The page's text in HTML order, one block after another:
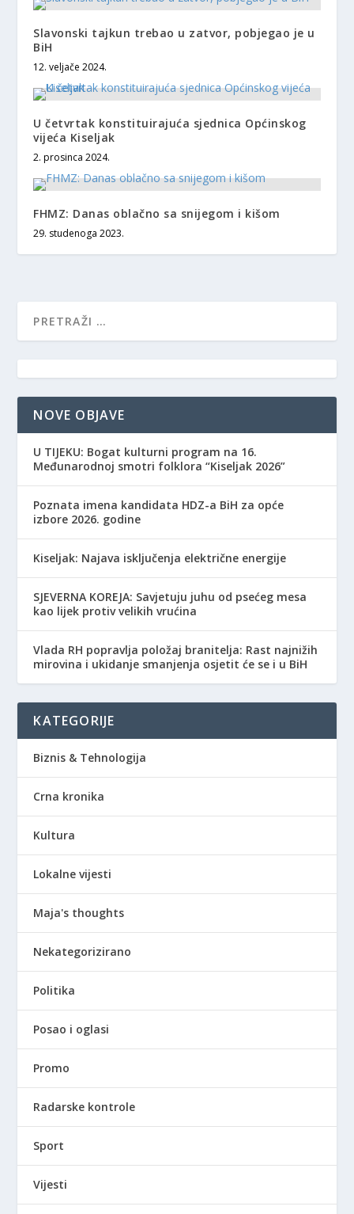
Slavonski tajkun trebao u zatvor, pobjegao je u
BiH
12. veljače 2024.
U četvrtak konstituirajuća sjednica Općinskog
vijeća Kiseljak
2. prosinca 2024.
FHMZ: Danas oblačno sa snijegom i kišom
29. studenoga 2023.
NOVE OBJAVE
​U TIJEKU: Bogat kulturni program na 16.
Međunarodnoj smotri folklora “Kiseljak 2026”
Poznata imena kandidata HDZ-a BiH za opće
izbore 2026. godine
Kiseljak: Najava isključenja električne energije
SJEVERNA KOREJA: Savjetuju juhu od psećeg mesa
kao lijek protiv velikih vrućina
Vlada RH popravlja položaj branitelja: Rast najnižih
mirovina i ukidanje smanjenja osjetit će se i u BiH
KATEGORIJE
Biznis & Tehnologija
Crna kronika
Kultura
Lokalne vijesti
Maja's thoughts
Nekategorizirano
Politika
Posao i oglasi
Promo
Radarske kontrole
Sport
Vijesti